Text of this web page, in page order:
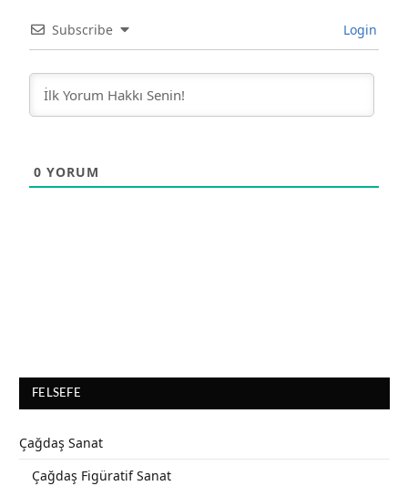
Subscribe Login
0 YORUM
FELSEFE
Çağdaş Sanat
Çağdaş Figüratif Sanat